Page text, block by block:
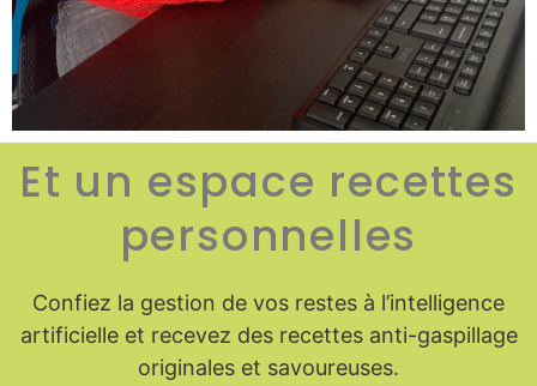
Et un espace recettes
personnelles
Confiez la gestion de vos restes à l’intelligence
artificielle et recevez des recettes anti-gaspillage
originales et savoureuses.